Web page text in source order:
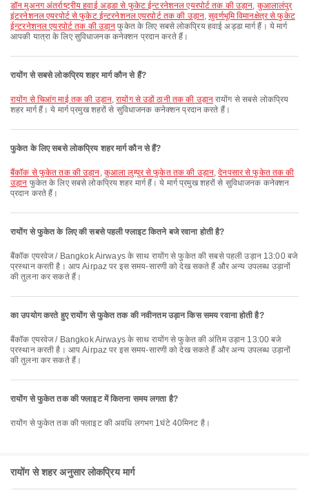
डॉन मुअनग अंतर्राष्ट्रीय हवाई अड्डा से फुकेट ईन्टरनेशनल एयरपोर्ट तक की उड़ान, कुआलालंपुर
इंटरनेशनल एयरपोर्ट से फुकेट ईन्टरनेशनल एयरपोर्ट तक की उड़ान,सुवर्णभूमि विमानक्षेत्र से फुकेट
ईन्टरनेशनल एयरपोर्ट तक की उड़ान फुकेत के लिए सबसे लोकप्रिय हवाई अड्डा मार्ग हैं। ये मार्ग
आपकी यात्रा के लिए सुविधाजनक कनेक्शन प्रदान करते हैं।
रायोंग से सबसे लोकप्रिय शहर मार्ग कौन से हैं?
रायोंग से चिआंग माई तक की उड़ान,रायोंग से उडों ठानी तक की उड़ान रायोंग से सबसे लोकप्रिय
शहर मार्ग हैं। ये मार्ग प्रमुख शहरों से सुविधाजनक कनेक्शन प्रदान करते हैं।
फुकेत के लिए सबसे लोकप्रिय शहर मार्ग कौन से हैं?
बैंकॉक से फुकेत तक की उड़ान, कुआला लुम्पुर से फुकेत तक की उड़ान,देनपसार से फुकेत तक की
उड़ान फुकेत के लिए सबसे लोकप्रिय शहर मार्ग हैं। ये मार्ग प्रमुख शहरों से सुविधाजनक कनेक्शन
प्रदान करते हैं।
रायोंग से फुकेत के लिए की सबसे पहली फ्लाइट कितने बजे रवाना होती है?
बैंकॉक एयरवेज / Bangkok Airways के साथ रायोंग से फुकेत की सबसे पहली उड़ान 13:00 बजे
प्रस्थान करती है। आप Airpaz पर इस समय-सारणी को देख सकते हैं और अन्य उपलब्ध उड़ानों
की तुलना कर सकते हैं।
का उपयोग करते हुए रायोंग से फुकेत तक की नवीनतम उड़ान किस समय रवाना होती है?
बैंकॉक एयरवेज / Bangkok Airways के साथ रायोंग से फुकेत की अंतिम उड़ान 13:00 बजे
प्रस्थान करती है। आप Airpaz पर इस समय-सारणी को देख सकते हैं और अन्य उपलब्ध उड़ानों
की तुलना कर सकते हैं।
रायोंग से फुकेत तक की फ्लाइट में कितना समय लगता है?
रायोंग से फुकेत तक की फ्लाइट की अवधि लगभग 1घंटे 40मिनट है।
रायोंग से शहर अनुसार लोकप्रिय मार्ग